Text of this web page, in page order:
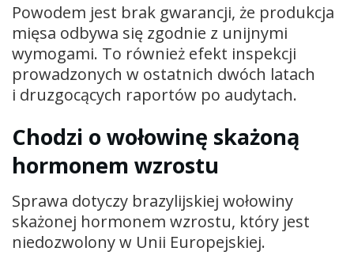
Powodem jest brak gwarancji, że produkcja
mięsa odbywa się zgodnie z unijnymi
wymogami. To również efekt inspekcji
prowadzonych w ostatnich dwóch latach
i druzgocących raportów po audytach.
Chodzi o wołowinę skażoną
hormonem wzrostu
Sprawa dotyczy brazylijskiej wołowiny
skażonej hormonem wzrostu, który jest
niedozwolony w Unii Europejskiej.